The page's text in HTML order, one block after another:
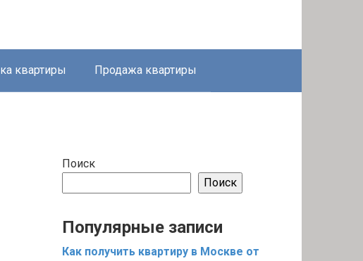
квартиры Продажа квартиры
Поиск
Поиск
Популярные записи
Как получить квартиру в Москве от